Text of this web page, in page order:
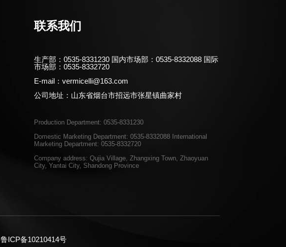
联系我们
生产部：0535-8331230 国内市场部：0535-8332088 国际
市场部：0535-8332720
E-mail：vermicelli@163.com
公司地址：山东省烟台市招远市张星镇曲家村
Production Department: 0535-8331230
Domestic Marketing Department: 0535-8332088 International
Marketing Department: 0535-8332720
Company address: Qujia Village, Zhangxing Town, Zhaoyuan
City, Yantai City, Shandong Province
鲁ICP备10210414号